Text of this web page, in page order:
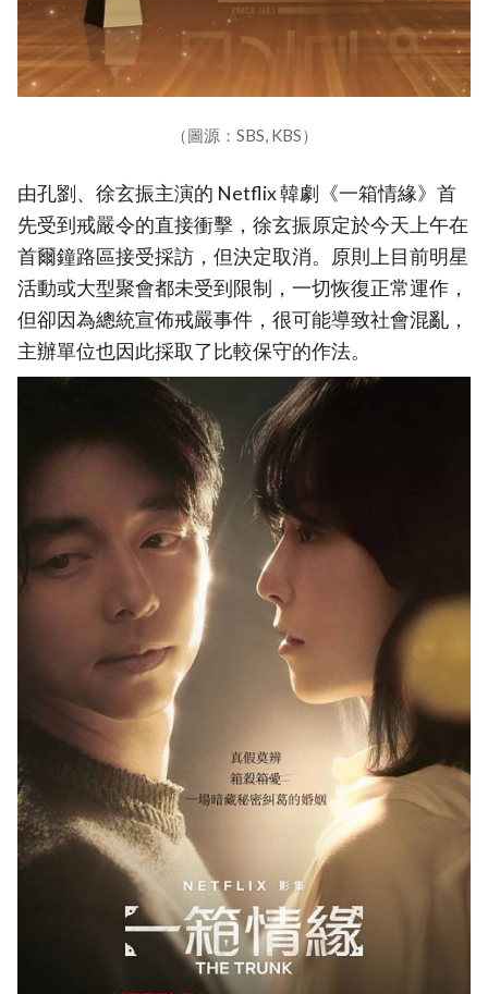
（圖源：SBS, KBS）
由孔劉、徐玄振主演的 Netflix 韓劇《一箱情緣》首
先受到戒嚴令的直接衝擊，徐玄振原定於今天上午在
首爾鐘路區接受採訪，但決定取消。原則上目前明星
活動或大型聚會都未受到限制，一切恢復正常運作，
但卻因為總統宣佈戒嚴事件，很可能導致社會混亂，
主辦單位也因此採取了比較保守的作法。